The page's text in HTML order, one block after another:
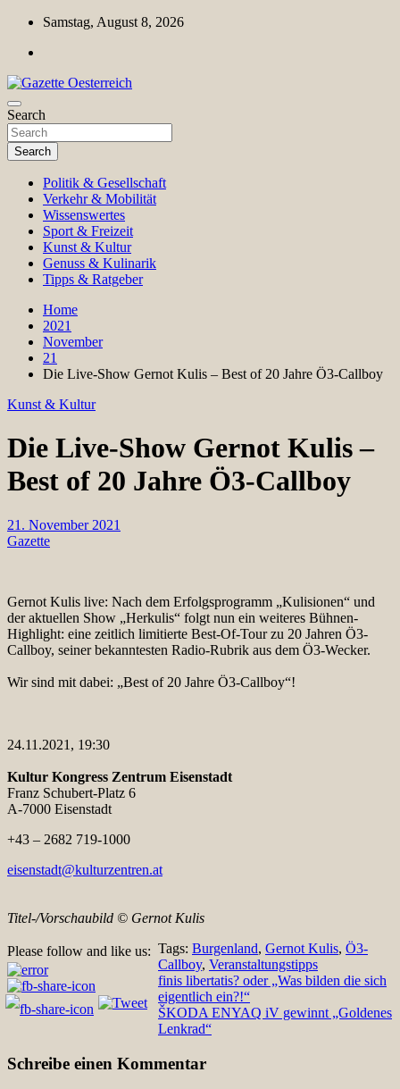
Skip
content
Samstag, August 8, 2026
Gazette Oesterreich
Magazin für Freizeit, Politik, Kultur & Wissenschaft
Search
Search
Politik & Gesellschaft
Verkehr & Mobilität
Wissenswertes
Sport & Freizeit
Kunst & Kultur
Genuss & Kulinarik
Tipps & Ratgeber
Home
2021
November
21
Die Live-Show Gernot Kulis – Best of 20 Jahre Ö3-Callboy
Kunst & Kultur
Die Live-Show Gernot Kulis –
Best of 20 Jahre Ö3-Callboy
21. November 2021
Gazette
Gernot Kulis live: Nach dem Erfolgsprogramm „Kulisionen“ und
der aktuellen Show „Herkulis“ folgt nun ein weiteres Bühnen-
Highlight: eine zeitlich limitierte Best-Of-Tour zu 20 Jahren Ö3-
Callboy, seiner bekanntesten Radio-Rubrik aus dem Ö3-Wecker.
Wir sind mit dabei: „Best of 20 Jahre Ö3-Callboy“!
24.11.2021, 19:30
Kultur Kongress Zentrum Eisenstadt
Franz Schubert-Platz 6
A-7000 Eisenstadt
+43 – 2682 719-1000
eisenstadt@kulturzentren.at
Titel-/Vorschaubild © Gernot Kulis
Please follow and like us: Tags: Burgenland, Gernot Kulis, Ö3-
Callboy, Veranstaltungstipps
Beitragsnavigationfinis libertatis? oder „Was bilden die sich
eigentlich ein?!“
ŠKODA ENYAQ iV gewinnt „Goldenes
Lenkrad“
Schreibe einen Kommentar